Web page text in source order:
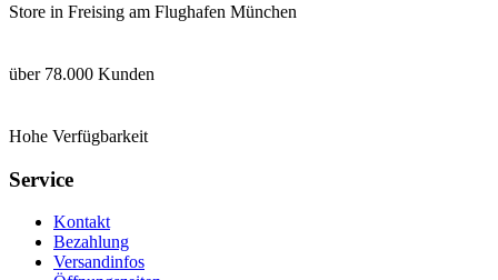
Store in Freising am Flughafen München
über 78.000 Kunden
Hohe Verfügbarkeit
Service
Kontakt
Bezahlung
Versandinfos